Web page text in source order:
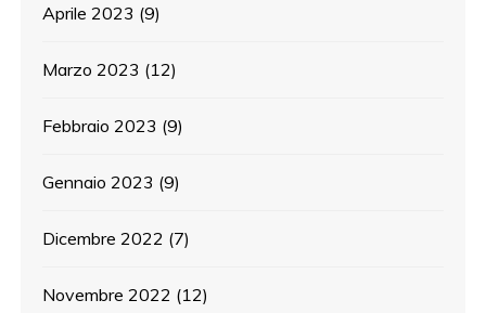
Aprile 2023 (9)
Marzo 2023 (12)
Febbraio 2023 (9)
Gennaio 2023 (9)
Dicembre 2022 (7)
Novembre 2022 (12)